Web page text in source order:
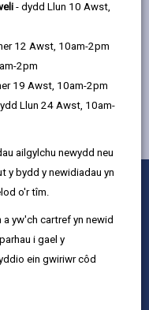
- dydd Llun 10 Awst,
12 Awst, 10am-2pm
2pm
19 Awst, 10am-2pm
Llun 24 Awst, 10am-
ailgylchu newydd neu
y bydd y newidiadau yn
o'r tîm.
yw'ch cartref yn newid
i gael y
ein gwiriwr côd
3
Stars
4
Stars
5
StarsRATING